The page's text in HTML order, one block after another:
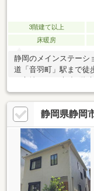
3階建て以上
床暖房
静岡のメインステーシ
道「音羽町」駅まで徒
たりお住まいいただけ
通風も良好です。居室
階から3階にかけて吹
にした室内は、明るく
で、丁寧にお使いで
ュート」2ウェイキッ
に納戸あり。収納も充実
静岡県静岡